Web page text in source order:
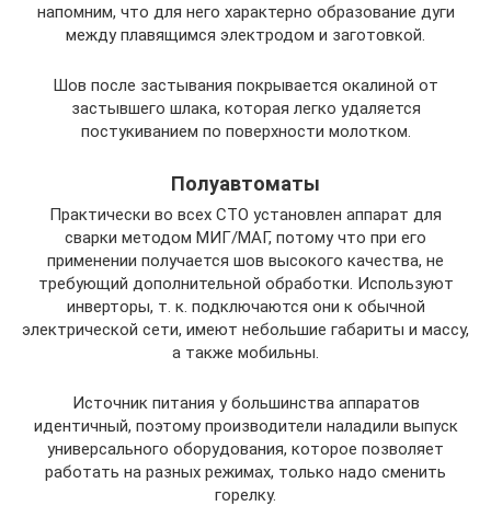
напомним, что для него характерно образование дуги
между плавящимся электродом и заготовкой.
Шов после застывания покрывается окалиной от
застывшего шлака, которая легко удаляется
постукиванием по поверхности молотком.
Полуавтоматы
Практически во всех СТО установлен аппарат для
сварки методом МИГ/МАГ, потому что при его
применении получается шов высокого качества, не
требующий дополнительной обработки. Используют
инверторы, т. к. подключаются они к обычной
электрической сети, имеют небольшие габариты и массу,
а также мобильны.
Источник питания у большинства аппаратов
идентичный, поэтому производители наладили выпуск
универсального оборудования, которое позволяет
работать на разных режимах, только надо сменить
горелку.